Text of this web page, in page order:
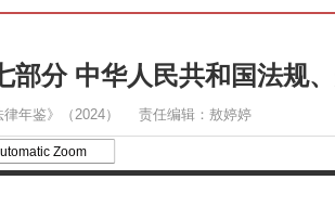
部分 中华人民共和国法规
年鉴》（2024） 责任编辑：敖婷婷